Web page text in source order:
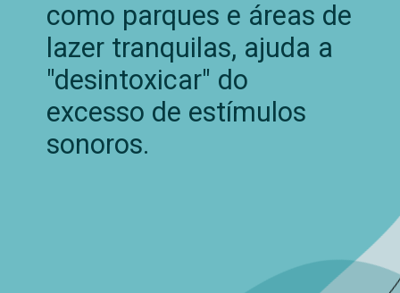
como parques e áreas de
lazer tranquilas, ajuda a
"desintoxicar" do
excesso de estímulos
sonoros.